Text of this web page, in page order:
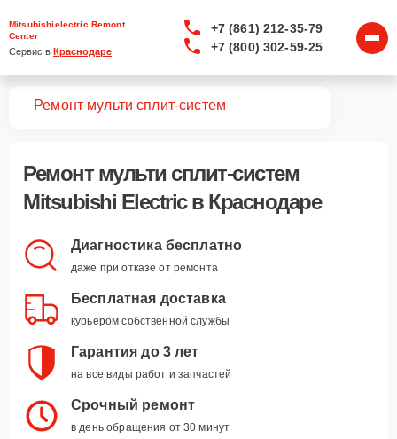
Mitsubishielectric Remont
Center
Сервис в Краснодаре
+7 (861) 212-35-79
+7 (800) 302-59-25
Ремонт мульти сплит-систем
Ремонт мульти сплит-систем
Mitsubishi Electricв Краснодаре
Диагностика бесплатно
даже при отказе от ремонта
Бесплатная доставка
курьером собственной службы
Гарантия до 3 лет
на все виды работ и запчастей
Срочный ремонт
в день обращения от 30 минут